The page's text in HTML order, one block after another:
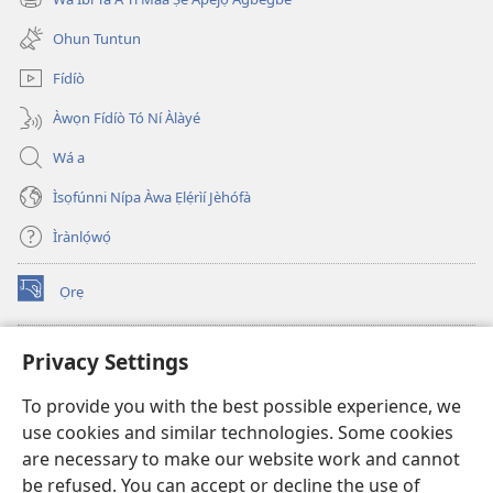
Privacy Settings
To provide you with the best possible experience, we
use cookies and similar technologies. Some cookies
are necessary to make our website work and cannot
be refused. You can accept or decline the use of
window)
(opens
new
window)
Ohun Tuntun
Fídíò
Àwọn Fídíò Tó Ní Àlàyé
Wá a
Ìsọfúnni Nípa Àwa Ẹlẹ́rìí Jèhófà
Ìrànlọ́wọ́
Ọrẹ
(opens
new
ÀKÁ ÌWÉ ORÍ ÍŃTÁNẸ́Ẹ̀TÌ TI Watchtower™
(opens
window)JW Hub
(opens
new
window)JW Library